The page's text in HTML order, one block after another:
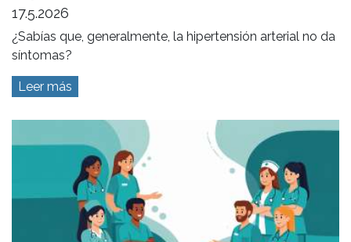
17.5.2026
¿Sabías que, generalmente, la hipertensión arterial no da
síntomas?
Leer más